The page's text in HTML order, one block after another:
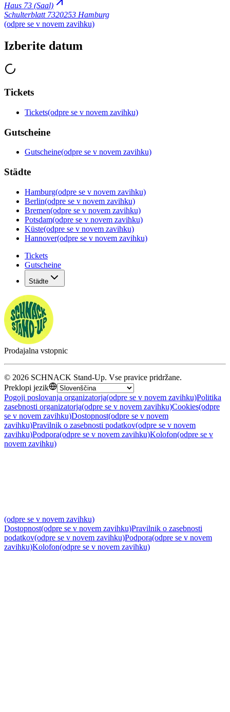
Haus 73 (Saal)
Schulterblatt 7320253 Hamburg
(odpre se v novem zavihku)
Izberite datum
Tickets
Tickets(odpre se v novem zavihku)
Gutscheine
Gutscheine(odpre se v novem zavihku)
Städte
Hamburg(odpre se v novem zavihku)
Berlin(odpre se v novem zavihku)
Bremen(odpre se v novem zavihku)
Potsdam(odpre se v novem zavihku)
Küste(odpre se v novem zavihku)
Hannover(odpre se v novem zavihku)
Tickets
Gutscheine
Städte
Prodajalna vstopnic
© 2026 SCHNACK Stand-Up. Vse pravice pridržane.
Preklopi jezik
Pogoji poslovanja organizatorja(odpre se v novem zavihku)Politika
zasebnosti organizatorja(odpre se v novem zavihku)Cookies(odpre
se v novem zavihku)Dostopnost(odpre se v novem
zavihku)Pravilnik o zasebnosti podatkov(odpre se v novem
zavihku)Podpora(odpre se v novem zavihku)Kolofon(odpre se v
novem zavihku)
(odpre se v novem zavihku)
Dostopnost(odpre se v novem zavihku)Pravilnik o zasebnosti
podatkov(odpre se v novem zavihku)Podpora(odpre se v novem
zavihku)Kolofon(odpre se v novem zavihku)